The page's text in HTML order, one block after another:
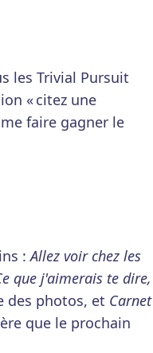
les Trivial Pursuit
« citez une
faire gagner le
:Allez voir chez les
que j'aimerais te dire,
des photos, et Carnet
que le prochain